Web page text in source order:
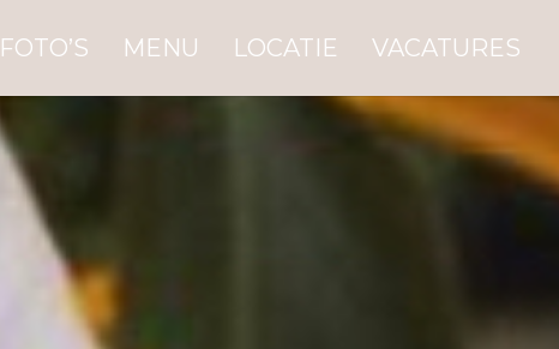
FOTO’S MENU LOCATIE VACATURES